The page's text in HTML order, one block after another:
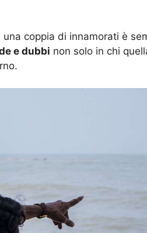
una coppia di innamorati è
e dubbi non solo in chi